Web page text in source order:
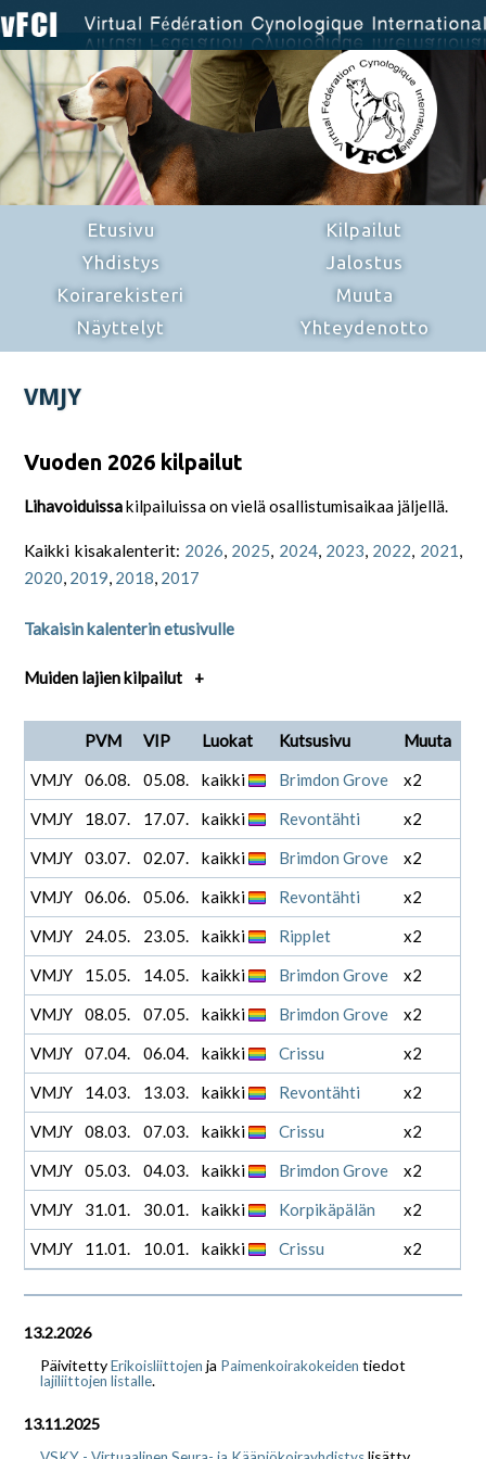
Etusivu
Yhdistys
Koirarekisteri
Näyttelyt
Kilpailut
Jalostus
Muuta
Yhteydenotto
VMJY
Vuoden 2026 kilpailut
Lihavoiduissakilpailuissa on vielä osallistumisaikaa jäljellä.
Kaikki kisakalenterit: 2026 2025 2024, 2023 2022 2021
2020 2019 2018 2017
Takaisin kalenterin etusivulle
Muiden lajien kilpailut +
PVM VIP Luokat Kutsusivu
Muuta
VMJY
06.08. 05.08. kaikki Brimdon Grove
x2
VMJY
18.07. 17.07. kaikki Revontähti
x2
VMJY
03.07. 02.07. kaikki Brimdon Grove
x2
VMJY
06.06. 05.06. kaikki Revontähti
x2
VMJY
24.05. 23.05. kaikki Ripplet
x2
VMJY
15.05. 14.05. kaikki Brimdon Grove
x2
VMJY
08.05. 07.05. kaikki Brimdon Grove
x2
VMJY
07.04. 06.04. kaikki Crissu
x2
VMJY
14.03. 13.03. kaikki Revontähti
x2
VMJY
08.03. 07.03. kaikki Crissu
x2
VMJY
05.03. 04.03. kaikki Brimdon Grove
x2
VMJY
31.01. 30.01. kaikki Korpikäpälän
x2
VMJY
11.01. 10.01. kaikki Crissu x2
13.2.2026
PäivitettyErikoisliittojen ja Paimenkoirakokeiden tiedot
lajiliittojen listalle.
13.11.2025